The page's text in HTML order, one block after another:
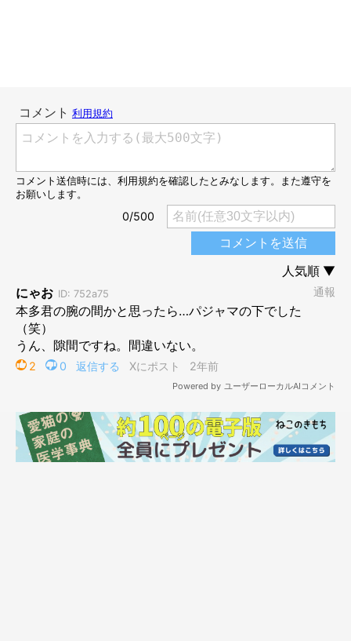
すや〜っと眠られたりした日にはもう、私ってこのコの母親なの
かな？と思えてきます。
す。